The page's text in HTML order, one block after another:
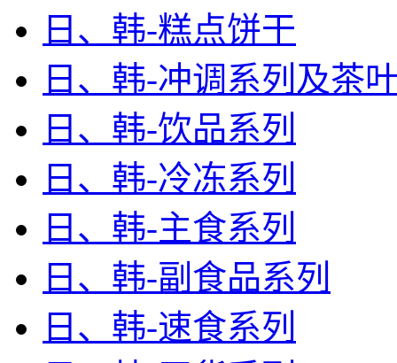
日、韩-糕点饼干
日、韩-冲调系列及茶
日、韩-饮品系列
日、韩-冷冻系列
日、韩-主食系列
日、韩-副食品系列
日、韩-速食系列